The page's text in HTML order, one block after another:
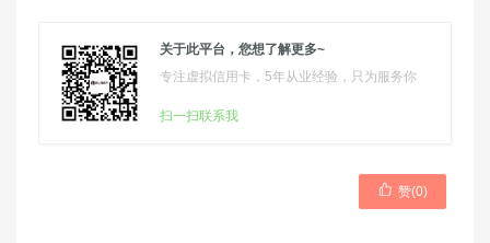
关于此平台，您想了解更多~
专注虚拟信用卡，5年从业经验，只为服务你
扫一扫联系我
 赞(0)